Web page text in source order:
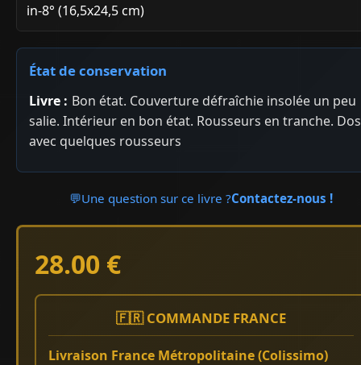
in-8° (16,5x24,5 cm)
État de conservation
Livre : Bon état. Couverture défraîchie insolée un peu
salie. Intérieur en bon état. Rousseurs en tranche. Dos
avec quelques rousseurs
💬Une question sur ce livre ?Contactez-nous !
28.00 €
🇫🇷 COMMANDE FRANCE
Livraison France Métropolitaine (Colissimo)